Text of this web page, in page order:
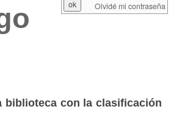
biblioteca con la clasificación
Olvidé mi contraseña